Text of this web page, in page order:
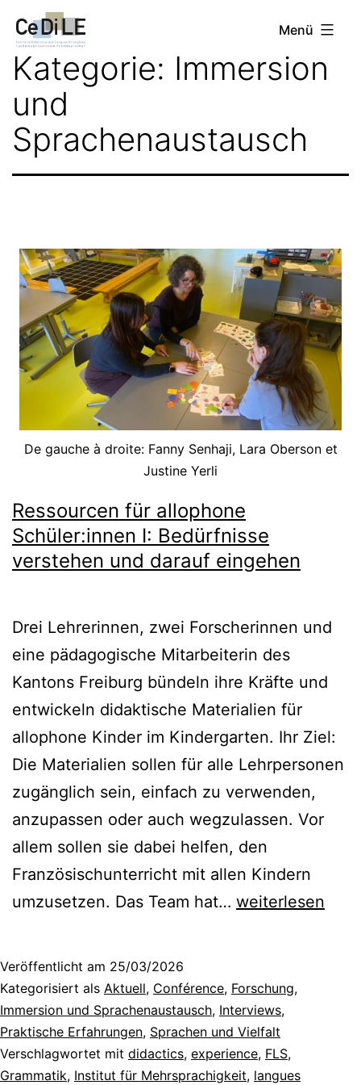
Inhalt
springen
CeDiLE Menü
Kategorie: Immersion
und
Sprachenaustausch
De gauche à droite: Fanny Senhaji, Lara Oberson et
Justine Yerli
Ressourcen für allophone
Schüler:innen I: Bedürfnisse
verstehen und darauf eingehen
Drei Lehrerinnen, zwei Forscherinnen und
eine pädagogische Mitarbeiterin des
Kantons Freiburg bündeln ihre Kräfte und
entwickeln didaktische Materialien für
allophone Kinder im Kindergarten. Ihr Ziel:
Die Materialien sollen für alle Lehrpersonen
zugänglich sein, einfach zu verwenden,
anzupassen oder auch wegzulassen. Vor
allem sollen sie dabei helfen, den
Französischunterricht mit allen Kindern
umzusetzen. Das Team hat… Ressourcen
Schüler:innen
I:
Bedürfnisse
verstehen
weiterlesen
Veröffentlicht am 25/03/2026
Kategorisiert als Aktuell, Conférence, Forschung,
Immersion und Sprachenaustausch, Interviews,
Praktische Erfahrungen, Sprachen und Vielfalt
Verschlagwortet mit didactics, experience, FLS,
Grammatik, Institut für Mehrsprachigkeit, langues